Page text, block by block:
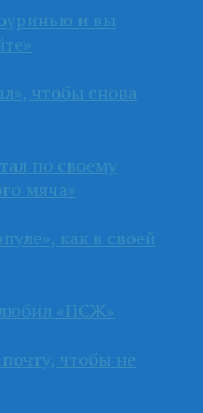
и вы
чтобы снова
по своему
мяча»
как в своей
«ПСЖ»
чтобы не